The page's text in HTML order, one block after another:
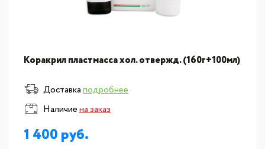
Коракрил пластмасса хол. отвержд. (160г+100мл)
Доставкаподробнее
Наличиена заказ
1 400